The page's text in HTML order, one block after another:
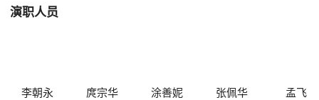
演职人员
李朝永 庹宗华 涂善妮 张佩华 孟飞